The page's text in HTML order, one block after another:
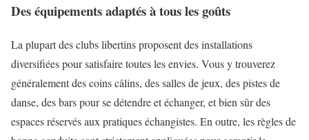
Des équipements adaptés à tous les goûts
La plupart des clubs libertins proposent des installations
diversifiées pour satisfaire toutes les envies. Vous y trouverez
généralement des coins câlins, des salles de jeux, des pistes de
danse, des bars pour se détendre et échanger, et bien sûr des
espaces réservés aux pratiques échangistes. En outre, les règles de